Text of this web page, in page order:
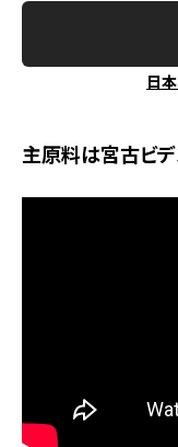
日
主原料は宮古ビデ